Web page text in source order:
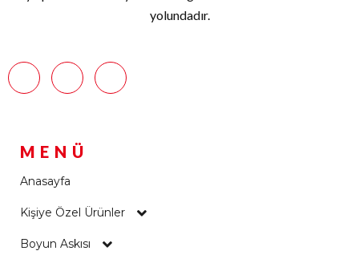
yolundadır.
MENÜ
Anasayfa
Kişiye Özel Ürünler
Boyun Askısı